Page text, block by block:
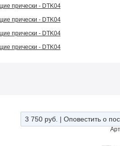
3 750 руб. | Оповестить о